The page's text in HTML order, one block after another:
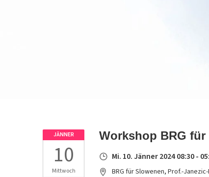
JÄNNER
10
Mittwoch
Workshop BRG
Mi. 10. Jänner 2024 08:30 -
BRG für Slowenen, Prof.-